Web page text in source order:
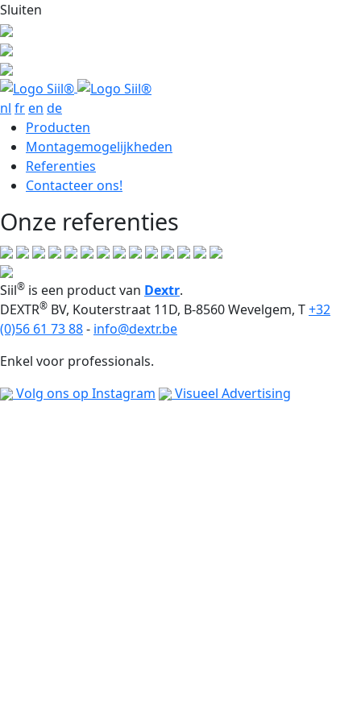
Sluiten
nl fren de
Producten
Montagemogelijkheden
Referenties
Contacteer ons!
Onze referenties
Siil® is een product van Dextr.
DEXTR® BV, Kouterstraat 11D, B-8560 Wevelgem, T+32
(0)56 61 73 88- info@dextr.be
Enkel voor professionals.
Volg ons op Instagram
Visueel Advertising